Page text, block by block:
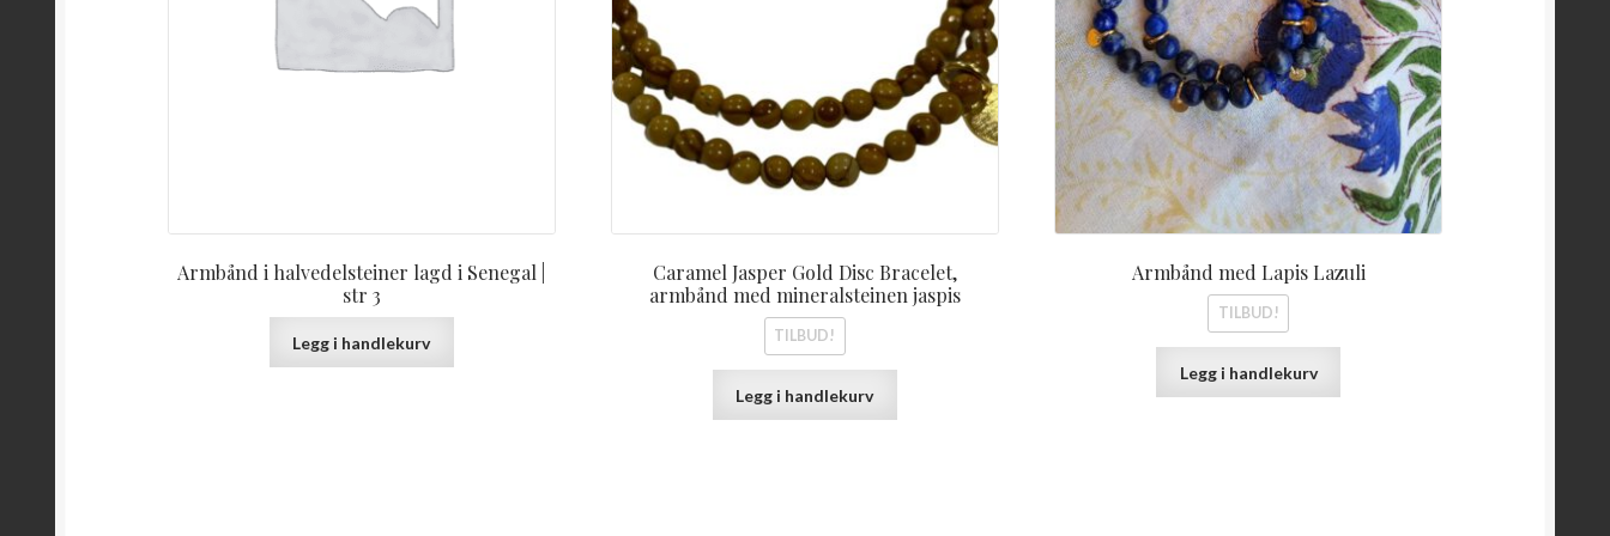
Armbånd i halvedelsteiner lagd i Senegal |
str 3
Legg i handlekurv
Caramel Jasper Gold Disc Bracelet,
armbånd med mineralsteinen jaspis
TILBUD!
Legg i handlekurv
Armbånd med Lapis Lazuli
TILBUD!
Legg i handlekurv